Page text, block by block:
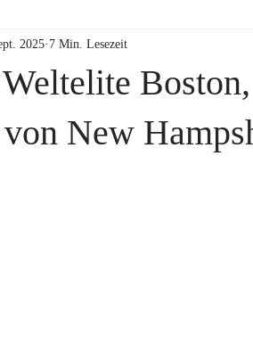
New
2025 7 Min. Lesezeit